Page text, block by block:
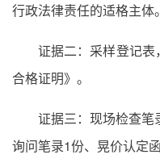
行政法律责任的适格主体。
证据二：采样登记
合格证明》。
证据三：现场检查
询问笔录1份、晃价认定